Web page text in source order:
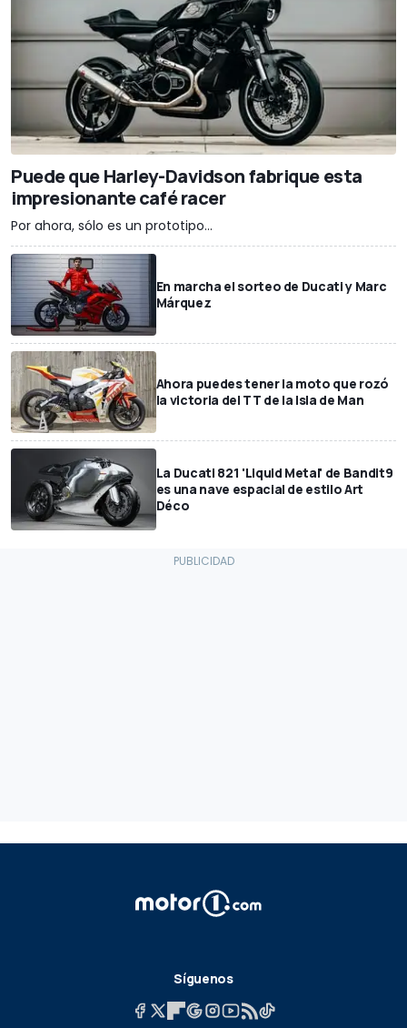
Puede que Harley-Davidson fabrique esta
impresionante café racer
Por ahora, sólo es un prototipo...
En marcha el sorteo de Ducati y Marc
Márquez
Ahora puedes tener la moto que rozó
la victoria del TT de la Isla de Man
La Ducati 821 'Liquid Metal' de Bandit9
es una nave espacial de estilo Art
Déco
Síguenos